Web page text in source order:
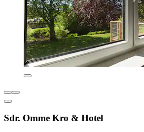
Sdr. Omme Kro & Hotel